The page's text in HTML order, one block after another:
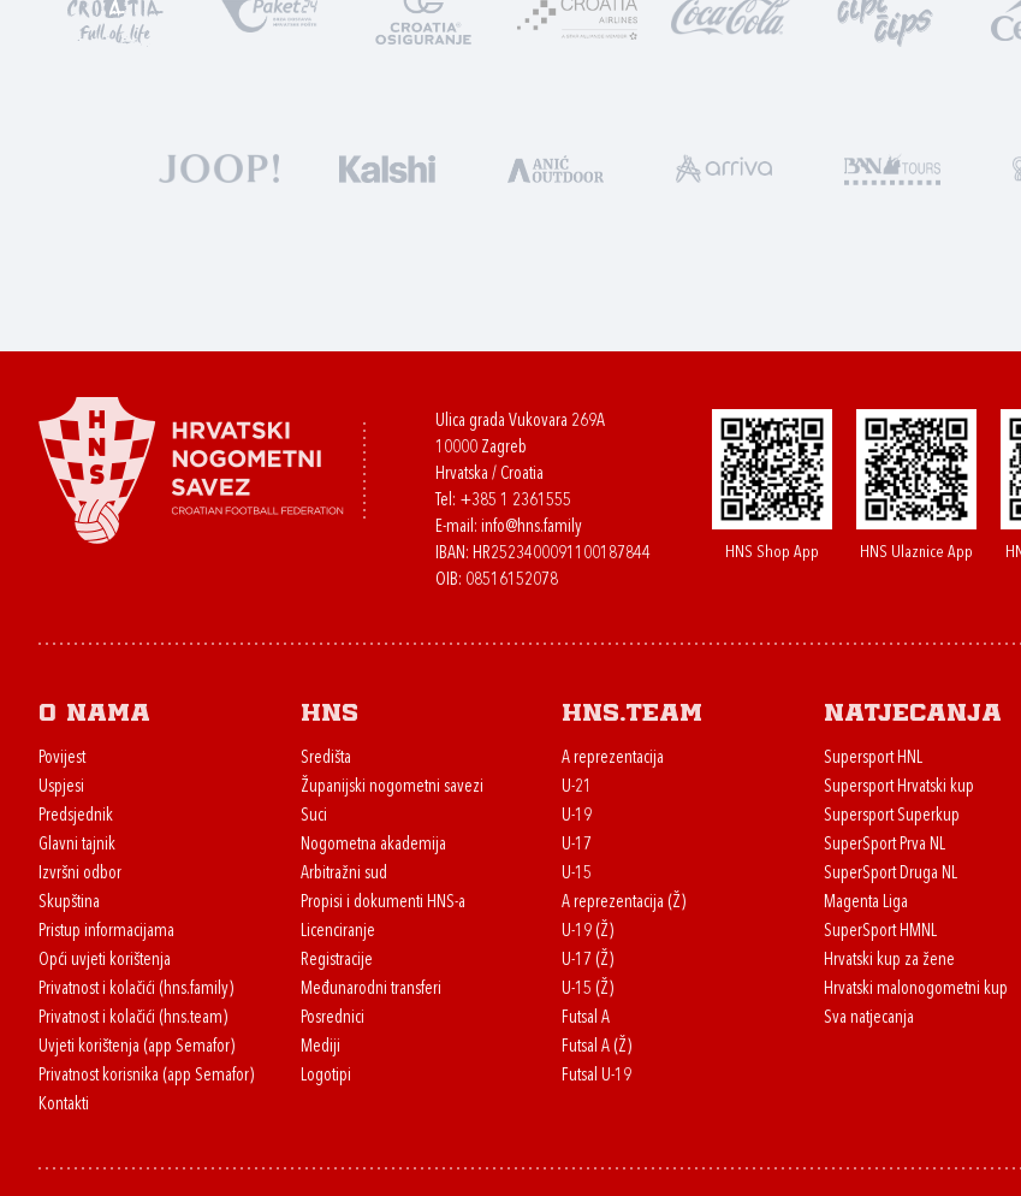
Ulica grada Vukovara 269A
10000 Zagreb
Hrvatska / Croatia
Tel: +385 1 2361555
E-mail: info@hns.family
IBAN: HR2523400091100187844
OIB: 08516152078
HNS Shop App HNS Ulaznice App
O nama
Povijest
Uspjesi
Predsjednik
Glavni tajnik
Izvršni odbor
Skupština
Pristup informacijama
Opći uvjeti korištenja
Privatnost i kolačići (hns.family)
Privatnost i kolačići (hns.team)
Uvjeti korištenja (app Semafor)
Privatnost korisnika (app Semafor)
Kontakti
HNS
Središta
Županijski nogometni savezi
Suci
Nogometna akademija
Arbitražni sud
Propisi i dokumenti HNS-a
Licenciranje
Registracije
Međunarodni transferi
Posrednici
Mediji
Logotipi
HNS.team
A reprezentacija
U-21
U-19
U-17
U-15
A reprezentacija (Ž)
U-19 (Ž)
U-17 (Ž)
U-15 (Ž)
Futsal A
Futsal A (Ž)
Futsal U-19
Natjecanja
Supersport HNL
Supersport Hrvatski kup
Supersport Superkup
SuperSport Prva NL
SuperSport Druga NL
Magenta Liga
SuperSport HMNL
Hrvatski kup za žene
Hrvatski malonogometni kup
Sva natjecanja